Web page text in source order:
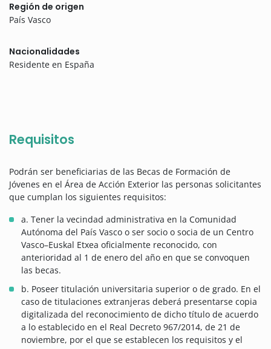
Región de origen
País Vasco
Nacionalidades
Residente en España
Requisitos
Podrán ser beneficiarias de las Becas de Formación de
Jóvenes en el Área de Acción Exterior las personas solicitantes
que cumplan los siguientes requisitos:
a. Tener la vecindad administrativa en la Comunidad
Autónoma del País Vasco o ser socio o socia de un Centro
Vasco–Euskal Etxea oficialmente reconocido, con
anterioridad al 1 de enero del año en que se convoquen
las becas.
b. Poseer titulación universitaria superior o de grado. En el
caso de titulaciones extranjeras deberá presentarse copia
digitalizada del reconocimiento de dicho título de acuerdo
a lo establecido en el Real Decreto 967/2014, de 21 de
noviembre, por el que se establecen los requisitos y el